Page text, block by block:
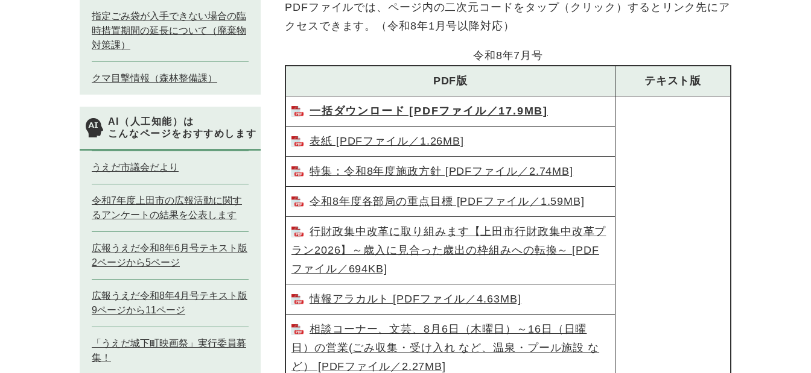
PDFファイルでは、ページ内の二次元コードをタップ（クリック）するとリンク先にア
クセスできます。（令和8年1月号以降対応）
令和8年7月号
PDF版 テキスト版
一括ダウンロード [PDFファイル／17.9MB]
表紙 [PDFファイル／1.26MB]
特集：令和8年度施政方針 [PDFファイル／2.74MB]
令和8年度各部局の重点目標 [PDFファイル／1.59MB]
行財政集中改革に取り組みます【上田市行財政集中改革プ
ラン2026】～歳入に見合った歳出の枠組みへの転換～ [PDF
ファイル／694KB]
情報アラカルト [PDFファイル／4.63MB]
相談コーナー、文芸、8月6日（木曜日）～16日（日曜
日）の営業(ごみ収集・受け入れ など、温泉・プール施設 な
ど） [PDFファイル／2.27MB]
指定ごみ袋が入手できない場合の臨
時措置期間の延長について（廃棄物
対策課）
クマ目撃情報（森林整備課）
AI（人工知能）は
こんなページをおすすめします
うえだ市議会だより
令和7年度上田市の広報活動に関す
るアンケートの結果を公表します
広報うえだ令和8年6月号テキスト版
2ページから5ページ
広報うえだ令和8年4月号テキスト版
9ページから11ページ
「うえだ城下町映画祭」実行委員募
集！